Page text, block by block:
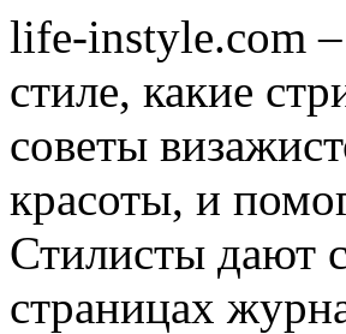
life-instyle.com
стиле, какие
советы
красоты, и
Стилисты дают
страницах